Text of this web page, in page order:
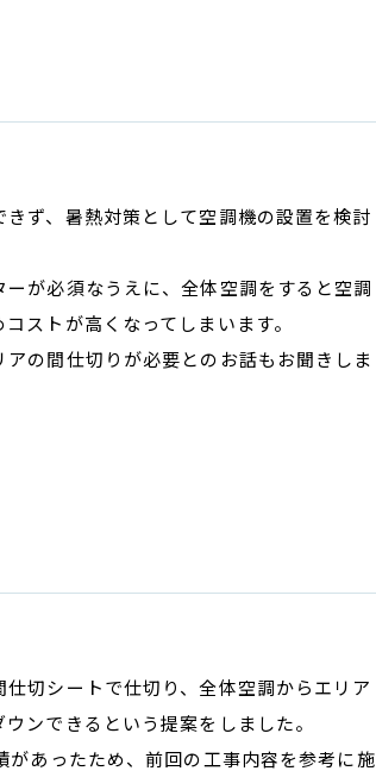
ず、暑熱対策として空調機の設置を検討
が必須なうえに、全体空調をすると空調
ストが高くなってしまいます。
の間仕切りが必要とのお話もお聞きしま
切シートで仕切り、全体空調からエリア
ンできるという提案をしました。
があったため、前回の工事内容を参考に施